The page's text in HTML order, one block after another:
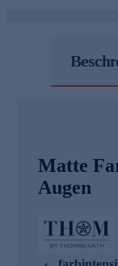
Matte
Augen